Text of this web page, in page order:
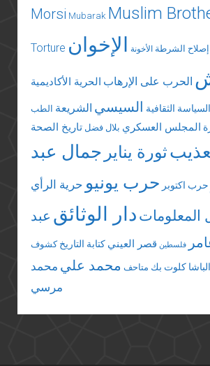
Morsi Mubarak Muslim
Torture إصلاح الشرطة الأخونة الإخوان
الحرب على الإرهاب الحرية الأكاديمية
السياسة الثقافية السيسي الشريعة الطب
المجلس العسكري بلال فضل تاريخ الصحة
ثورة يناير جمال عبد
حرب اكتوبر حرب يونيو حرية الرأي
المعلومات دار الوثائق عبد
فلسطين قصر العيني كتابة التاريخ كشوف
كلوت بك متاحف محمد علي محمد
مرسي